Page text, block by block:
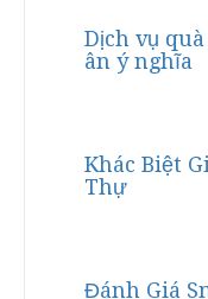
Dịch vụ
ân ý nghĩa
Khác Biệt
Thự
Đánh Giá